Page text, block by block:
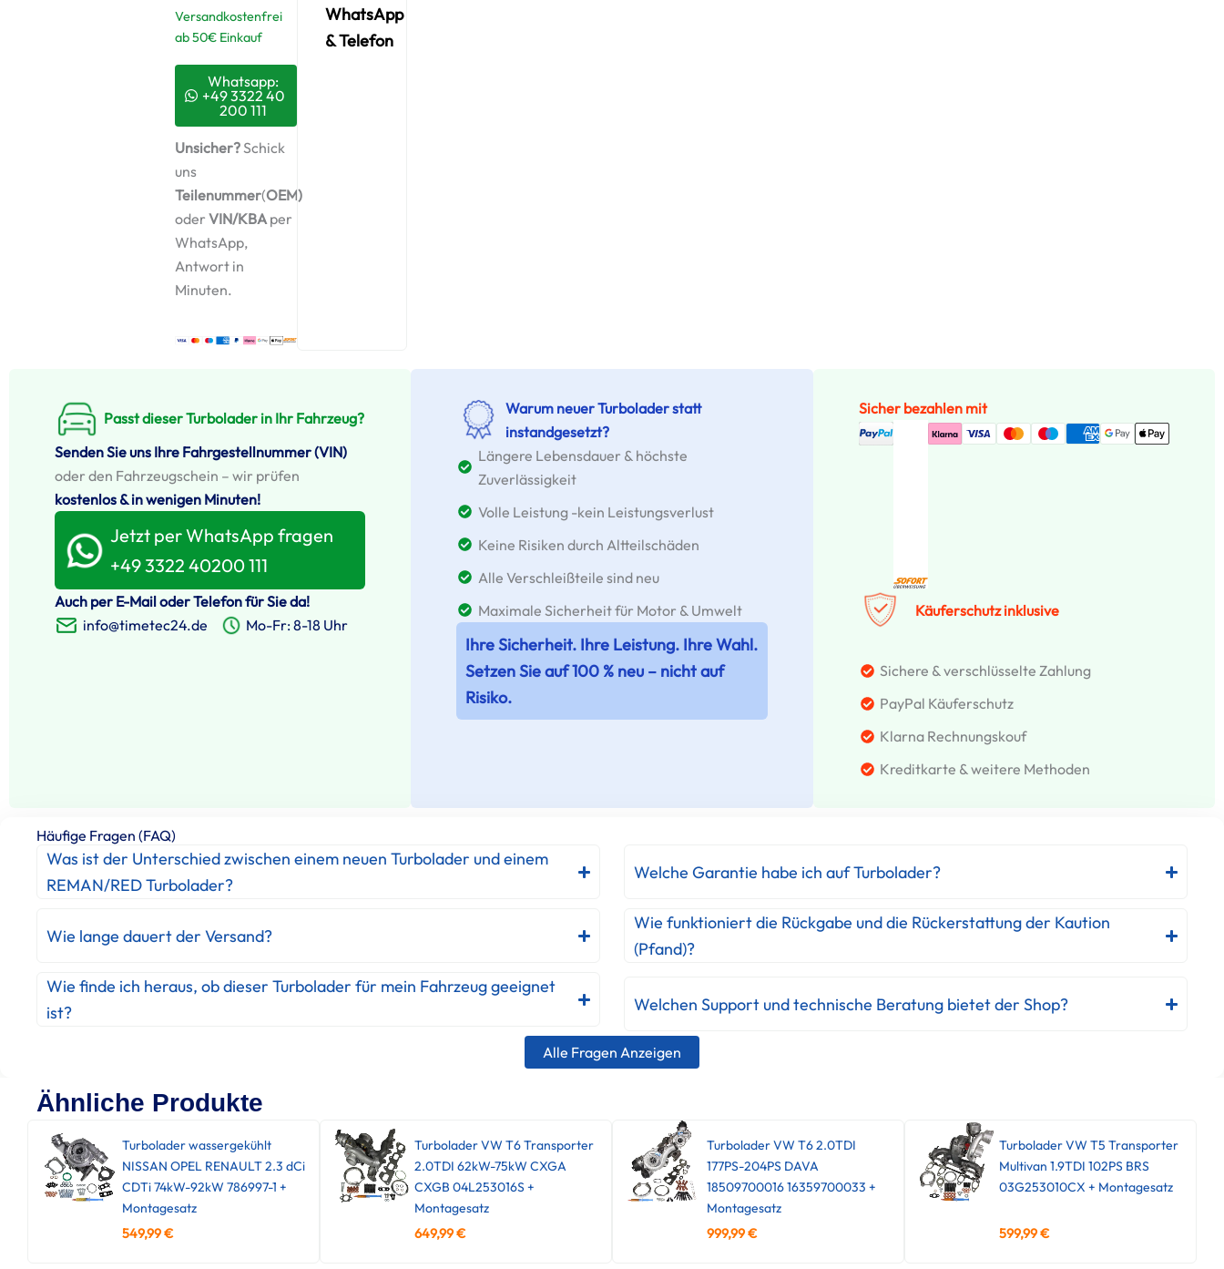
+
Starter-
Menge
Versandkostenfrei
ab 50€ Einkauf
Whatsapp:
+49 3322 40
200 111
Unsicher?Schick
uns
Teilenummer(OEM)
oderVIN/KBA per
WhatsApp,
Antwort in
Minuten.
WhatsApp
& Telefon
Passt dieser Turbolader in Ihr Fahrzeug?
Senden Sie uns Ihre Fahrgestellnummer (VIN)
oder den Fahrzeugschein – wir prüfen
kostenlos & in wenigen Minuten!
Jetzt per WhatsApp fragen
+49 3322 40200 111
Auch per E-Mail oder Telefon für Sie da!
info@timetec24.de
Mo-Fr: 8-18 Uhr
Warum neuer Turbolader statt
instandgesetzt?
Längere Lebensdauer & höchste
Zuverlässigkeit
Volle Leistung -kein Leistungsverlust
Keine Risiken durch Altteilschäden
Alle Verschleißteile sind neu
Maximale Sicherheit für Motor & Umwelt
Ihre Sicherheit. Ihre Leistung. Ihre Wahl.
Setzen Sie auf 100 % neu – nicht auf
Risiko.
Sicher bezahlen mit
Käuferschutz inklusive
Sichere & verschlüsselte Zahlung
PayPal Käuferschutz
Klarna Rechnungskouf
Kreditkarte & weitere Methoden
Häufige Fragen (FAQ)
Was ist der Unterschied zwischen einem neuen Turbolader und einem
REMAN/RED Turbolader?
Welche Garantie habe ich auf Turbolader?
Wie lange dauert der Versand?
Wie funktioniert die Rückgabe und die Rückerstattung der Kaution
(Pfand)?
Wie finde ich heraus, ob dieser Turbolader für mein Fahrzeug geeignet
ist?
Welchen Support und technische Beratung bietet der Shop?
Alle Fragen Anzeigen
Ähnliche Produkte
Turbolader wassergekühlt
NISSAN OPEL RENAULT 2.3 dCi
CDTi 74kW-92kW 786997-1 +
Montagesatz
549,99€
Turbolader VW T6 Transporter
2.0TDI 62kW-75kW CXGA
CXGB 04L253016S +
Montagesatz
649,99€
Turbolader VW T6 2.0TDI
177PS-204PS DAVA
18509700016 16359700033 +
Montagesatz
999,99€
Turbolader VW T5 Transporter
Multivan 1.9TDI 102PS BRS
03G253010CX + Montagesatz
599,99€